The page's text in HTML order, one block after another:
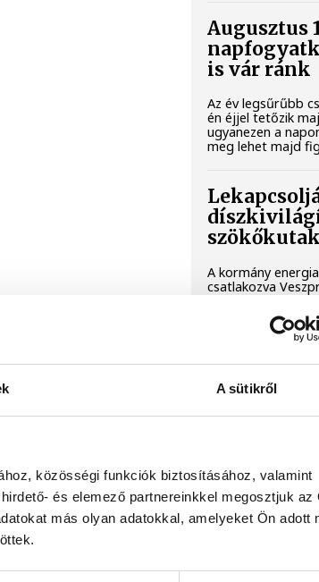
A sütikről
közösségi funkciók biztosításához, valamint
és elemező partnereinkkel megosztjuk az
más olyan adatokkal, amelyeket Ön adott
Augusztus
is vár ránk
Az év legsűrűbb
én éjjel tetőzik
ugyanezen a
meg lehet majd
A kormány
csatlakozva
Főegyházmegye
és
Mi történik
Évtizedes
nevelés és egy
szerződés áll az
önkormányzat,
Klub aránytalanul
városi területet.
képviselőjét és a